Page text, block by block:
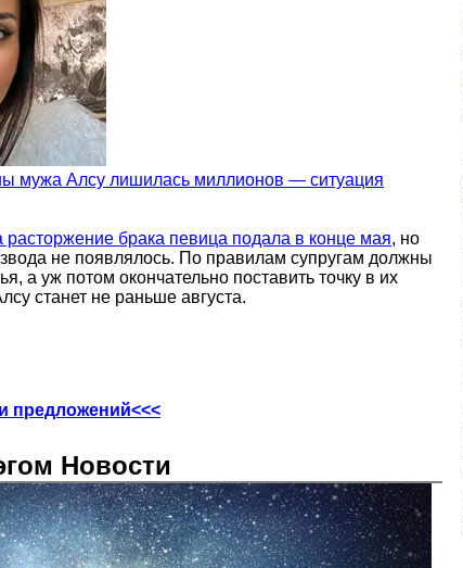
мужа Алсу лишилась миллионов — ситуация
расторжение брака певица подала в конце мая, но
не появлялось. По правилам супругам должны
а уж потом окончательно поставить точку в их
станет не раньше августа.
предложений<<<
Новости